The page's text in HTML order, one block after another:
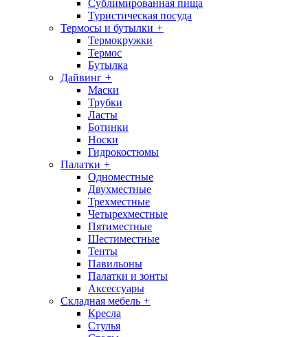
Сублимированная пища
Туристическая посуда
Термосы и бутылки +
Термокружки
Термос
Бутылка
Дайвинг +
Маски
Трубки
Ласты
Ботинки
Носки
Гидрокостюмы
Палатки +
Одноместные
Двухместные
Трехместные
Четырехместные
Пятиместные
Шестиместные
Тенты
Павильоны
Палатки и зонты
Аксессуары
Складная мебель +
Кресла
Стулья